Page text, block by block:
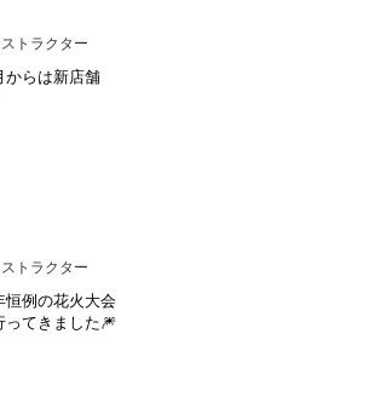
トラクター
からは新店舗
トラクター
恒例の花火大会
ってきました🎆